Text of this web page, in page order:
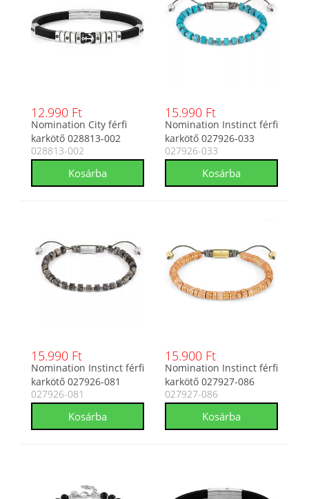
12.990 Ft
Nomination City férfi
karkötő 028813-002
028813-002
15.990 Ft
Nomination Instinct férfi
karkötő 027926-033
027926-033
15.990 Ft
Nomination Instinct férfi
karkötő 027926-081
027926-081
15.900 Ft
Nomination Instinct férfi
karkötő 027927-086
027927-086